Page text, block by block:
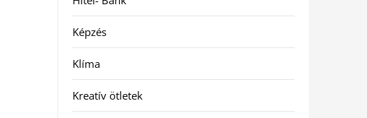
Képzés
Klíma
Kreatív ötletek